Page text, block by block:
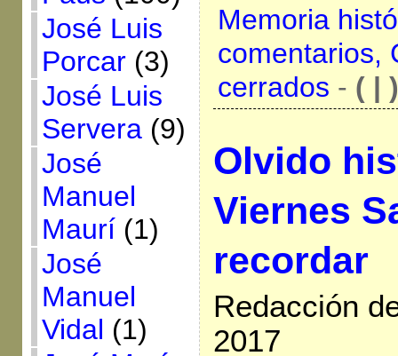
José Luis
Porcar(3)
José Luis
Servera(9)
José
Manuel
Maurí(1)
José
Manuel
Vidal (1)
Memoria
comentarios,
cerrados - ( | )
Olvido
Viernes
recordar
Redacción
2017